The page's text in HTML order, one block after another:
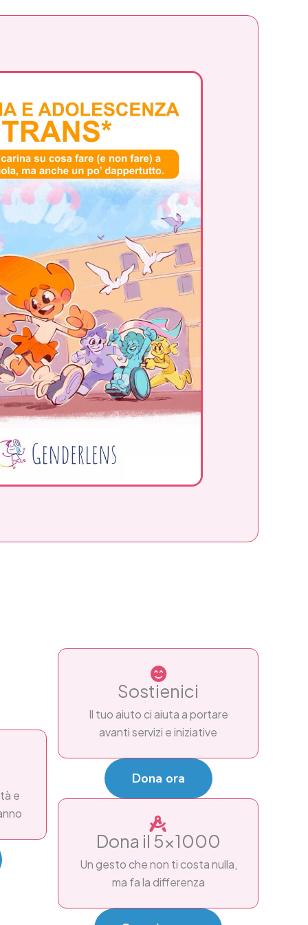
e
Sostienici
Il tuo aiuto ci aiuta a portare
avanti servizi e iniziative
Dona ora
Dona il 5x1000
Un gesto che non ti costa nulla,
ma fa la differenza